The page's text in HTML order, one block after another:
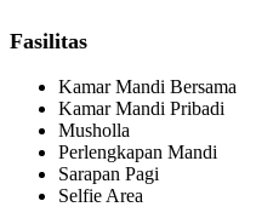
Fasilitas
Kamar Mandi Bersama
Kamar Mandi Pribadi
Musholla
Perlengkapan Mandi
Sarapan Pagi
Selfie Area